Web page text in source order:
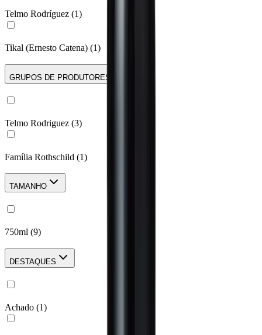
Telmo Rodríguez (1)
Tikal (Ernesto Catena) (1)
GRUPOS DE PRODUTORES
Telmo Rodriguez (3)
Família Rothschild (1)
TAMANHO
750ml (9)
DESTAQUES
Achado (1)